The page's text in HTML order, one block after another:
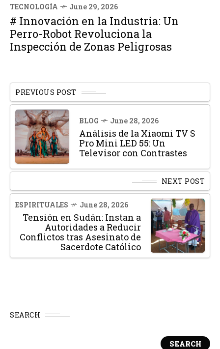
TECNOLOGÍA June 29, 2026
# Innovación en la Industria: Un
Perro-Robot Revoluciona la
Inspección de Zonas Peligrosas
PREVIOUS POST
BLOG June 28, 2026
Análisis de la Xiaomi TV S
Pro Mini LED 55: Un
Televisor con Contrastes
NEXT POST
ESPIRITUALES June 28, 2026
Tensión en Sudán: Instan a
Autoridades a Reducir
Conflictos tras Asesinato de
Sacerdote Católico
SEARCH
SEARCH